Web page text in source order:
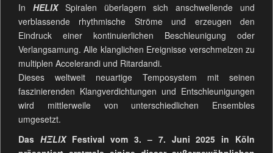
In HELIX Spiralen überlagern sich anschwellende und
verblassende rhythmische Ströme und erzeugen den
Eindruck einer kontinuierlichen Beschleunigung oder
Verlangsamung. Alle klanglichen Ereignisse verschmelzen zu
multiplen Accelerandi und Ritardandi.
Dieses weltweit neuartige Temposystem mit seinen
faszinierenden Klangverdichtungen und Entschleunigungen
wird mittlerweile von unterschiedlichen Ensembles
umgesetzt.
Das HΞLIXFestival vom 3. – 7. Juni 2025 in Köln